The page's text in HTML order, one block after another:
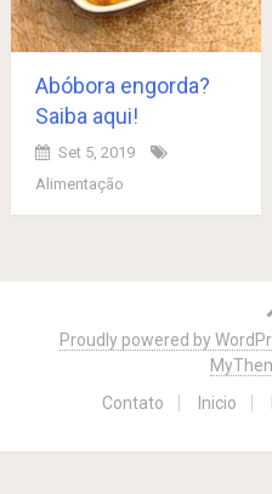
Abóbora engorda?
Saiba aqui!
Set 5, 2019
Alimentação
navigation
Proudly powered by
Contato
Inicio